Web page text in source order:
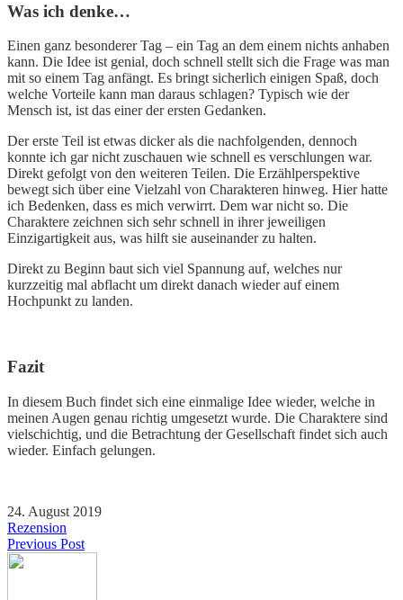
Was ich denke…
Einen ganz besonderer Tag – ein Tag an dem einem nichts anhaben
kann. Die Idee ist genial, doch schnell stellt sich die Frage was man
mit so einem Tag anfängt. Es bringt sicherlich einigen Spaß, doch
welche Vorteile kann man daraus schlagen? Typisch wie der
Mensch ist, ist das einer der ersten Gedanken.
Der erste Teil ist etwas dicker als die nachfolgenden, dennoch
konnte ich gar nicht zuschauen wie schnell es verschlungen war.
Direkt gefolgt von den weiteren Teilen. Die Erzählperspektive
bewegt sich über eine Vielzahl von Charakteren hinweg. Hier hatte
ich Bedenken, dass es mich verwirrt. Dem war nicht so. Die
Charaktere zeichnen sich sehr schnell in ihrer jeweiligen
Einzigartigkeit aus, was hilft sie auseinander zu halten.
Direkt zu Beginn baut sich viel Spannung auf, welches nur
kurzzeitig mal abflacht um direkt danach wieder auf einem
Hochpunkt zu landen.
Fazit
In diesem Buch findet sich eine einmalige Idee wieder, welche in
meinen Augen genau richtig umgesetzt wurde. Die Charaktere sind
vielschichtig, und die Betrachtung der Gesellschaft findet sich auch
wieder. Einfach gelungen.
24. August 2019
Rezension
Previous Post